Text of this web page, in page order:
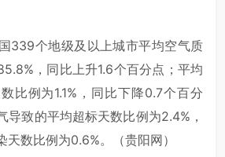
339个地级及以上城市平均空气质
，同比上升1.6个百分点；平均
比例为1.1%，同比下降0.7个百分
导致的平均超标天数比例为2.4%，
数比例为0.6%。（贵阳网）